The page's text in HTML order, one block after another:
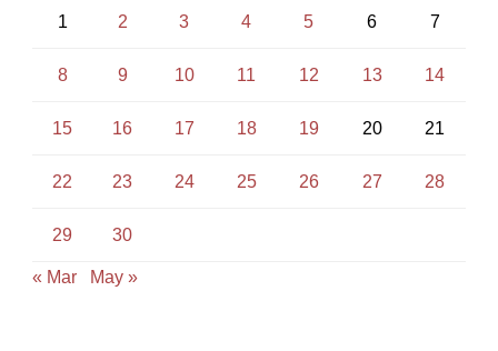
1 2 3 4 5 6 7
8 9 10 11 12 13 14
15 16 17 18 19 20 21
22 23 24 25 26 27 28
29 30
« Mar May »